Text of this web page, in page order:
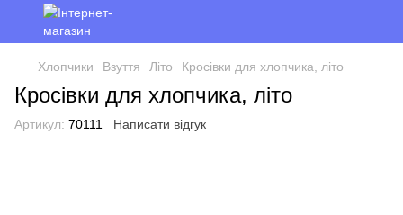
Хлопчики Взуття Літо Кросівки для хлопчика, літо
Кросівки для хлопчика, літо
Артикул: 70111 Написати відгук